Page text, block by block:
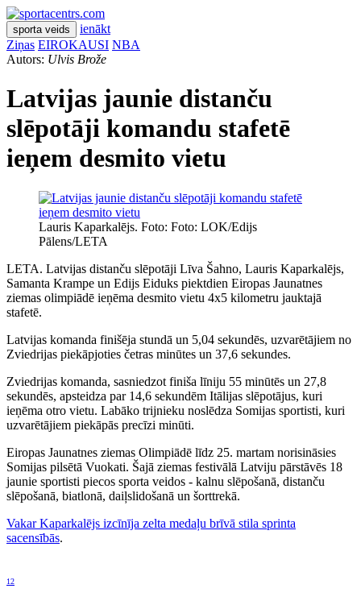
sporta veids
ienākt
Ziņas EIROKAUSI NBA
Autors: Ulvis Brože
Latvijas jaunie distanču
slēpotāji komandu stafetē
ieņem desmito vietu
Lauris Kaparkalējs. Foto: Foto: LOK/Edijs
Pālens/LETA
LETA. Latvijas distanču slēpotāji Līva Šahno, Lauris Kaparkalējs,
Samanta Krampe un Edijs Eiduks piektdien Eiropas Jaunatnes
ziemas olimpiādē ieņēma desmito vietu 4x5 kilometru jauktajā
stafetē.
Latvijas komanda finišēja stundā un 5,04 sekundēs, uzvarētājiem no
Zviedrijas piekāpjoties četras minūtes un 37,6 sekundes.
Zviedrijas komanda, sasniedzot finiša līniju 55 minūtēs un 27,8
sekundēs, apsteidza par 14,6 sekundēm Itālijas slēpotājus, kuri
ieņēma otro vietu. Labāko trijnieku noslēdza Somijas sportisti, kuri
uzvarētājiem piekāpās precīzi minūti.
Eiropas Jaunatnes ziemas Olimpiādē līdz 25. martam norisināsies
Somijas pilsētā Vuokati. Šajā ziemas festivālā Latviju pārstāvēs 18
jaunie sportisti piecos sporta veidos - kalnu slēpošanā, distanču
slēpošanā, biatlonā, daiļslidošanā un šorttrekā.
Vakar Kaparkalējs izcīnīja zelta medaļu brīvā stila sprinta
sacensībās.
12